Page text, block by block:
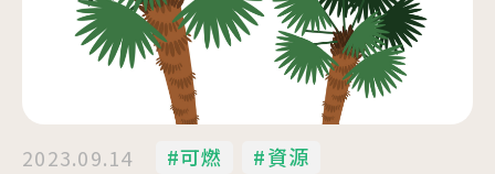
2023.09.14 #可燃
#資源